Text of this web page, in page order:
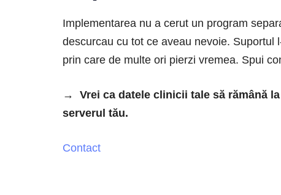
Implementarea nu a cerut un program
descurcau cu tot ce aveau nevoie.
prin care de multe ori pierzi vremea. Spui
→ Vrei ca datele clinicii tale să rămână
serverul tău.
Contact